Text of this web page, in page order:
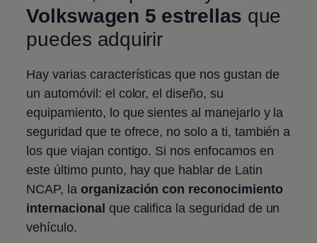
Volkswagen 5 estrellas que
puedes adquirir
Hay varias características que nos gustan de
un automóvil: el color, el diseño, su
equipamiento, lo que sientes al manejarlo y la
seguridad que te ofrece, no solo a ti, también a
los que viajan contigo. Si nos enfocamos en
este último punto, hay que hablar de Latin
NCAP, la organización con reconocimiento
internacional que califica la seguridad de un
vehículo.